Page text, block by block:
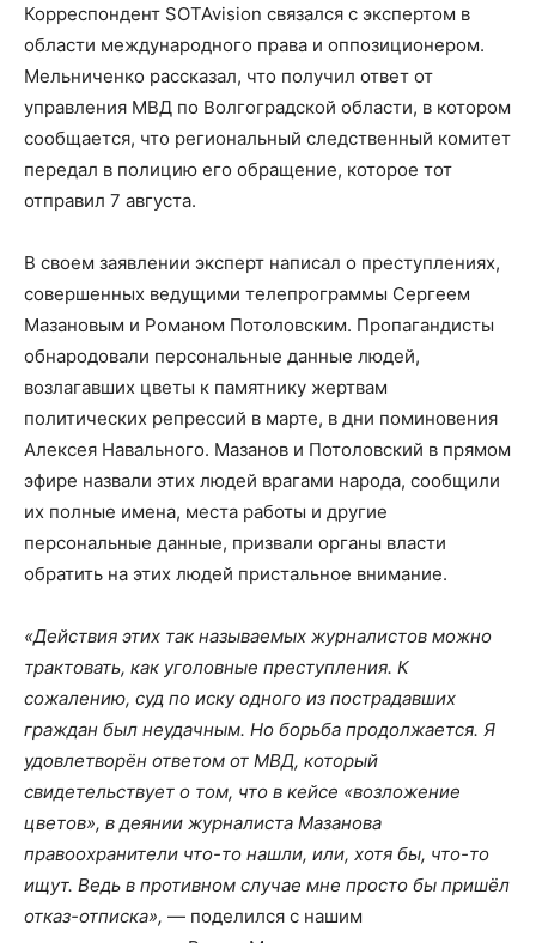
Корреспондент SOTAvision связался с экспертом в
области международного права и оппозиционером.
Мельниченко рассказал, что получил ответ от
управления МВД по Волгоградской области, в котором
сообщается, что региональный следственный комитет
передал в полицию его обращение, которое тот
отправил 7 августа.
В своем заявлении эксперт написал о преступлениях,
совершенных ведущими телепрограммы Сергеем
Мазановым и Романом Потоловским. Пропагандисты
обнародовали персональные данные людей,
возлагавших цветы к памятнику жертвам
политических репрессий в марте, в дни поминовения
Алексея Навального. Мазанов и Потоловский в прямом
эфире назвали этих людей врагами народа, сообщили
их полные имена, места работы и другие
персональные данные, призвали органы власти
обратить на этих людей пристальное внимание.
«Действия этих так называемых журналистов можно
трактовать, как уголовные преступления. К
сожалению, суд по иску одного из пострадавших
граждан был неудачным. Но борьба продолжается. Я
удовлетворён ответом от МВД, который
свидетельствует о том, что в кейсе «возложение
цветов», в деянии журналиста Мазанова
правоохранители что-то нашли, или, хотя бы, что-то
ищут. Ведь в противном случае мне просто бы пришёл
отказ-отписка», — поделился с нашим